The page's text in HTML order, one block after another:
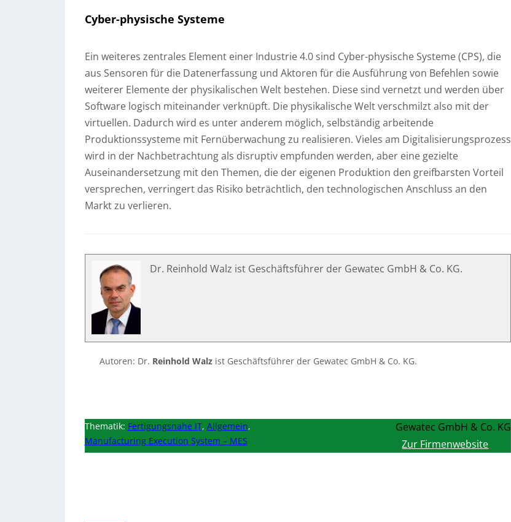
Cyber-physische Systeme
Ein weiteres zentrales Element einer Industrie 4.0 sind Cyber-physische Systeme (CPS), die
aus Sensoren für die Datenerfassung und Aktoren für die Ausführung von Befehlen sowie
weiterer Elemente der physikalischen Welt bestehen. Diese sind vernetzt und werden über
Software logisch miteinander verknüpft. Die physikalische Welt verschmilzt also mit der
virtuellen. Dadurch wird es unter anderem möglich, selbständig arbeitende
Produktionssysteme mit Fernüberwachung zu realisieren. Vieles am Digitalisierungsprozess
wird in der Nachbetrachtung als disruptiv empfunden werden, aber eine gezielte
Auseinandersetzung mit den Themen, die der eigenen Produktion den greifbarsten Vorteil
versprechen, verringert das Risiko beträchtlich, den technologischen Anschluss an den
Markt zu verlieren.
Dr. Reinhold Walz ist Geschäftsführer der Gewatec GmbH & Co. KG.
Autoren: Dr. Reinhold Walzist Geschäftsführer der Gewatec GmbH & Co. KG.
Thematik: Fertigungsnahe IT, Allgemein,
Manufacturing Execution System – MES
Gewatec GmbH & Co. KG
Zur Firmenwebsite